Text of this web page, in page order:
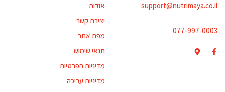
support@nutrimaya.co.il
077-997-0003
אודות
יצירת קשר
מפת אתר
תנאי שימוש
מדיניות הפרטיות
מדיניות עריכה